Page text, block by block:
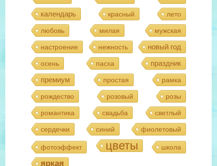
календарь красный лето
любовь милая мужская
настроение нежность новый год
осень пасха
праздник
премиум
простая рамка
рождество розовый розы
романтика свадьба светлый
сердечки синий фиолетовый
фотоэффект цветы школа
яркая